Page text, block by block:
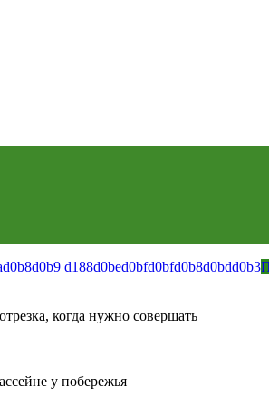
когда нужно совершать
у побережья